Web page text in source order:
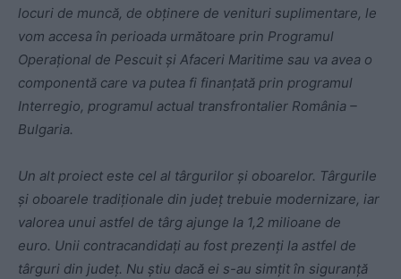
locuri de muncă, de obținere de venituri suplimentare, le
vom accesa în perioada următoare prin Programul
Operațional de Pescuit și Afaceri Maritime sau va avea o
componentă care va putea fi finanțată prin programul
Interregio, programul actual transfrontalier România –
Bulgaria.
Un alt proiect este cel al târgurilor și oboarelor. Târgurile
și oboarele tradiționale din județ trebuie modernizare, iar
valorea unui astfel de târg ajunge la 1,2 milioane de
euro. Unii contracandidați au fost prezenți la astfel de
târguri din județ. Nu știu dacă ei s-au simțit în siguranță